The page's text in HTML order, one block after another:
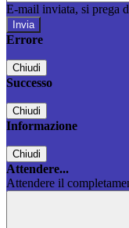
E-mail inviata, si prega
Errore
Chiudi
Successo
Chiudi
Informazione
Chiudi
Attendere...
Attendere il